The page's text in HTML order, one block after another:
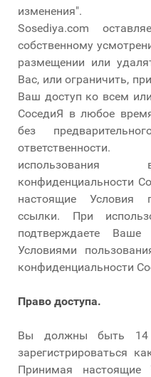
изменения".
Sosediya.com
собственному
размещении или
Вас, или ограничить,
Ваш доступ ко всем
СоседиЯ в любое
без
использования
конфиденциальности
настоящие Условия
ссылки. При
подтверждаете
Условиями
конфиденциальности
Право доступа.
Вы должны быть 14
зарегистрироваться
Принимая настоящие